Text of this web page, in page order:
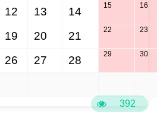
392
12 13 14 15 16
19 20 21 22 23
26 27 28 29 30